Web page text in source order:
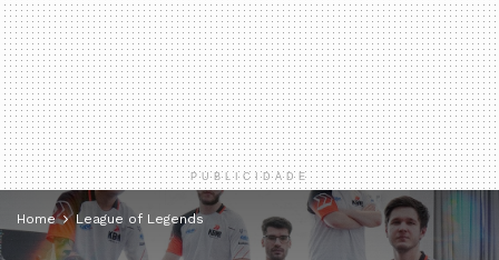
PUBLICIDADE
Home League of Legends